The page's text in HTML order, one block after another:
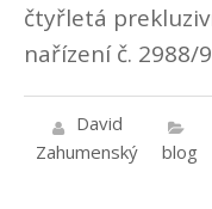
čtyřletá
nařízení č. 2988/
David
Zahumenský
blog